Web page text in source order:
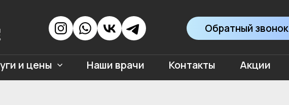
Обратный звонок
и цены Наши врачи Контакты Акции